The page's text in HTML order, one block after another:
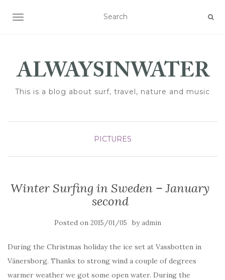
TOGGLE NAVIGATION
This is a blog about surf, travel, nature and music
PICTURES
Winter Surfing in Sweden – January
second
Posted on 2015/01/05 byadmin
During the Christmas holiday the ice set at Vassbotten in
Vänersborg. Thanks to strong wind a couple of degrees
warmer weather we got some open water. During the